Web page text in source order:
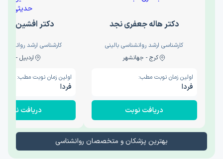
دکتر هاله جعفری نجد
کارشناسی ارشد روانشناسی بالینی
کرج - جهانشهر
اولین زمان نوبت مطب:
فردا
دریافت نوبت
دکتر افشین
کارشناسی ارشد
اردبیل - والی
اولین زمان نوبت مطب:
فردا
دریافت نوبت
بهترین پزشکان و متخصصان روانشناسی